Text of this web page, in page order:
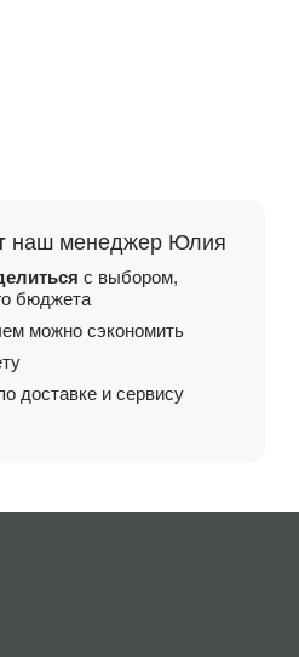
наш менеджер Юлия
с выбором,
бюджета
можно сэкономить
доставке и сервису